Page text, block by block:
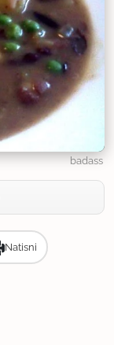
badass
Natisni